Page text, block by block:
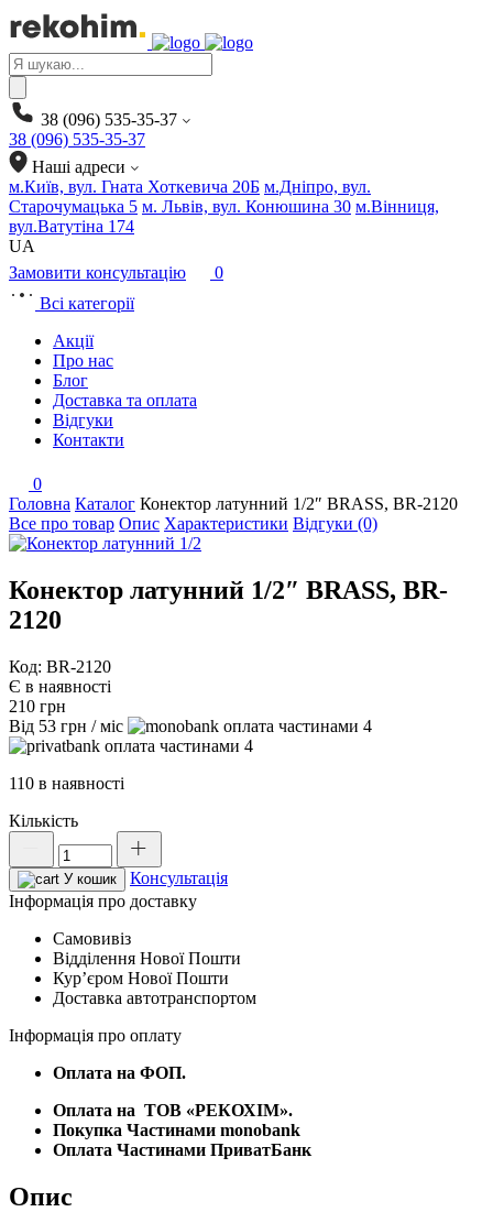
Products
search
38 (096) 535-35-37
38 (096) 535-35-37
Наші адреси
м.Київ, вул. Гната Хоткевича 20Б м.Дніпро, вул.
Старочумацька 5 м. Львів, вул. Конюшина 30 м.Вінниця,
вул.Ватутіна 174
UA
Замовити консультацію
0
Всі категорії
Акції
Про нас
Блог
Доставка та оплата
Відгуки
Контакти
0
Головна Каталог Конектор латунний 1/2″ BRASS, BR-2120
Все про товар Опис Характеристики Відгуки (0)
Конектор латунний 1/2″ BRASS, BR-
2120
Код: BR-2120
Є в наявності
210 грн
Від 53 грн / міс
4
4
110 в наявності
Кількість
Конектор
латунний
1/2"
BRASS,
2120
кількість
У кошик
Консультація
Інформація про доставку
Самовивіз
Відділення Нової Пошти
Курʼєром Нової Пошти
Доставка автотранспортом
Інформація про оплату
Оплата на ФОП.
Оплата на ТОВ «РЕКОХІМ».
Покупка Частинами monobank
Оплата Частинами ПриватБанк
Опис